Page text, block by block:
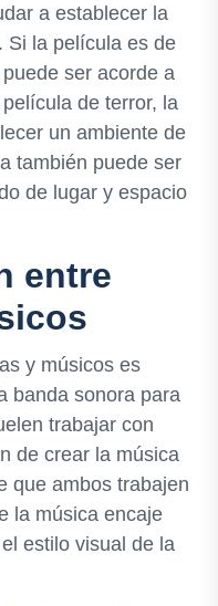
a establecer la
Si la película es de
ser acorde a
de terror, la
un ambiente de
también puede ser
de lugar y espacio
entre
y músicos es
banda sonora para
trabajar con
de crear la música
que ambos trabajen
la música encaje
estilo visual de la